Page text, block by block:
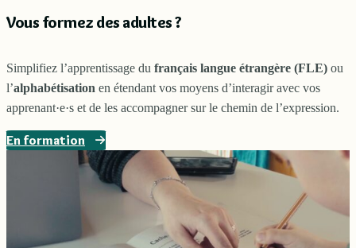
Vous formez des adultes ?
Simplifiez l’apprentissage du français langue étrangère (FLE) ou
l’alphabétisation en étendant vos moyens d’interagir avec vos
apprenant·e·s et de les accompagner sur le chemin de l’expression.
En formation